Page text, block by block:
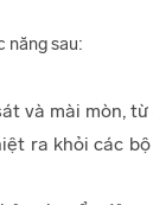
năng sau:
và mài mòn,
ra khỏi các